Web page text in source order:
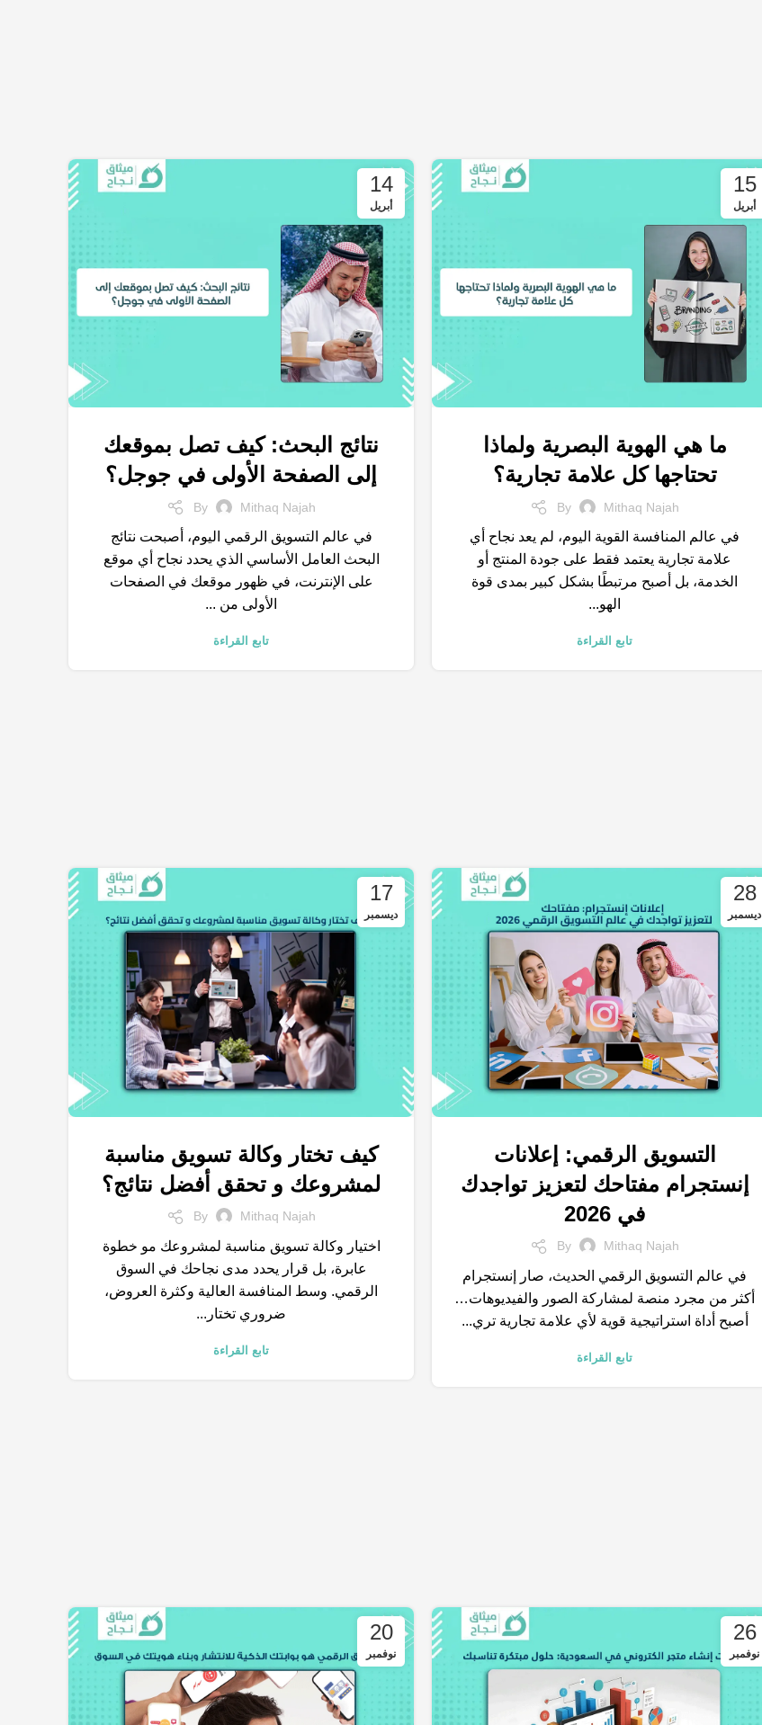
15
أبريل
,التسويق الالكتروني , خدمات التسويق الالكتروني
شركات تسويق,متجر الكتروني
ما هي الهوية البصرية ولماذا
تحتاجها كل علامة تجارية؟
By Mithaq Najah
في عالم المنافسة القوية اليوم، لم يعد نجاح أي
علامة تجارية يعتمد فقط على جودة المنتج أو
الخدمة، بل أصبح مرتبطًا بشكل كبير بمدى قوة
الهو...
تابع القراءة
14
أبريل
إعلانات جوجل التجارة الإلكترونية التسويق الالكتروني
العلامة التجارية,شركات تسويق ,متجر الكتروني
نتائج البحث: كيف تصل بموقعك
إلى الصفحة الأولى في جوجل؟
By Mithaq Najah
في عالم التسويق الرقمي اليوم، أصبحت نتائج
البحث العامل الأساسي الذي يحدد نجاح أي موقع
على الإنترنت، في ظهور موقعك في الصفحات
الأولى من ...
تابع القراءة
28
ديسمبر
إعلانات إنستجرام, التسويق الالكتروني ,
الكلمات المفتاحية خدمات التسويق الالكتروني,شركات تسويق,
متجر الكتروني,محركات البحث
التسويق الرقمي: إعلانات
إنستجرام مفتاحك لتعزيز تواجدك
في 2026
By Mithaq Najah
في عالم التسويق الرقمي الحديث، صار إنستجرام
أكثر من مجرد منصة لمشاركة الصور والفيديوهات…
أصبح أداة استراتيجية قوية لأي علامة تجارية تري...
تابع القراءة
17
ديسمبر
التسويق الالكتروني ,خدمات التسويق الالكتروني, شركات تسويق
علامة التجارية, متجر الكتروني,وكالة تسويق
كيف تختار وكالة تسويق مناسبة
لمشروعك و تحقق أفضل نتائج؟
By Mithaq Najah
اختيار وكالة تسويق مناسبة لمشروعك مو خطوة
عابرة، بل قرار يحدد مدى نجاحك في السوق
الرقمي. وسط المنافسة العالية وكثرة العروض،
ضروري تختار...
تابع القراءة
26
نوفمبر
20
نوفمبر